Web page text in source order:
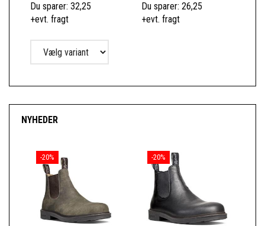
Du sparer: 32,25
+evt. fragt
Du sparer: 26,25
+evt. fragt
NYHEDER
-20% -20%